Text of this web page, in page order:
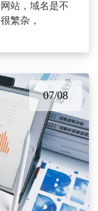
站，域名是不
繁杂，
07/08